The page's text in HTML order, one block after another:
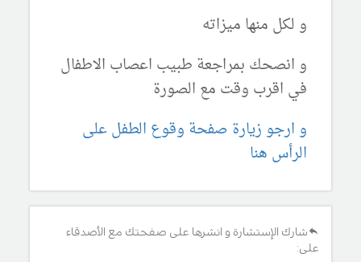
و لكل منها ميزاته
و انصحك بمراجعة طبيب اعصاب الاطفال
في اقرب وقت مع الصورة
و ارجو زيارة صفحة وقوع الطفل على
الرأس هنا
شارك الإستشارة و انشرها على صفحتك مع الأصدقاء
على: